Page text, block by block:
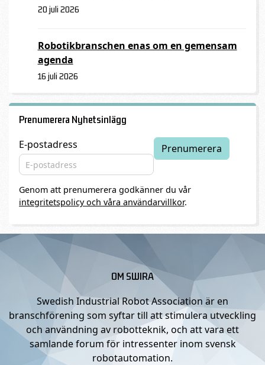
20 juli 2026
Robotikbranschen enas om en gemensam
agenda
16 juli 2026
Prenumerera Nyhetsinlägg
E-postadress
Genom att prenumerera godkänner du vår
integritetspolicy och våra användarvillkor.
OM SWIRA
Swedish Industrial Robot Association är en
branschförening som syftar till att stimulera utveckling
och användning av robotteknik, och att vara ett
samlande forum för intressenter inom svensk
robotautomation.